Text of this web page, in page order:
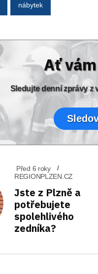
nábytek
Ať
Sledujte denní zprávy z
Před 6 roky
REGIONPLZEN.CZ
Jste z Plzně a
potřebujete
spolehlivého
zedníka?